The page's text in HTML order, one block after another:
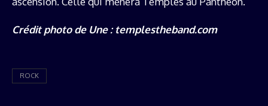
Crédit photo de Une : templestheband.com
ROCK